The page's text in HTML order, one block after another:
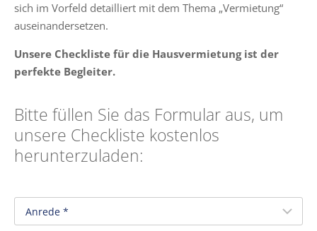
sich im Vorfeld detailliert mit dem Thema „Vermietung“
auseinandersetzen.
Unsere Checkliste für die Hausvermietung ist der
perfekte Begleiter.
Bitte füllen Sie das Formular aus, um
unsere Checkliste kostenlos
herunterzuladen: